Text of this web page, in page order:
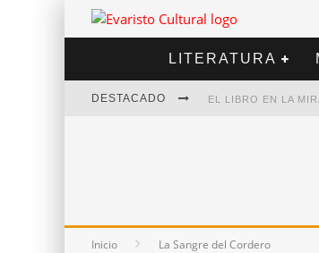
LITERATURA
DESTACADO EL LIBRO EN LA
DIEGO MERET |
Inicio La Sangre del Cordero